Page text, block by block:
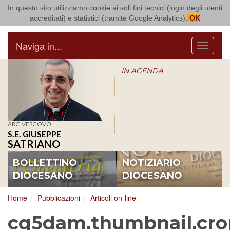
In questo sito utilizziamo cookie ai soli fini tecnici (login degli utenti
accreditati) e statistici (tramite Google Analytics). OK
Arcidiocesi di Bari Bitonto
Menu
Naviga in...
ARCIVESCOVO
S.E. GIUSEPPE
SATRIANO
IN AGENDA
BOLLETTINO
DIOCESANO
NOTIZIARIO
DIOCESANO
Home Pubblicazioni Articoli on-line